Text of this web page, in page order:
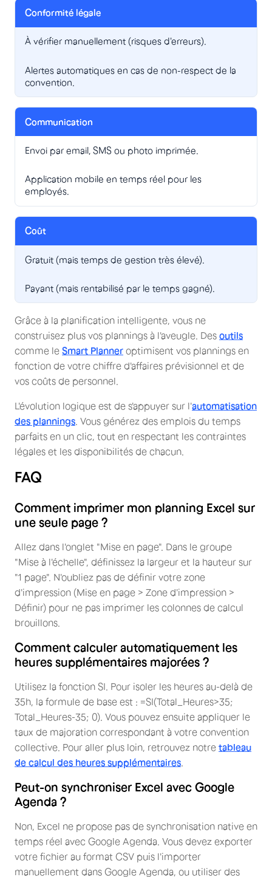
Conformité légale
À vérifier manuellement (risques d'erreurs).
Alertes automatiques en cas de non-respect de la
convention.
Communication
Envoi par email, SMS ou photo imprimée.
Application mobile en temps réel pour les
employés.
Coût
Gratuit (mais temps de gestion très élevé).
Payant (mais rentabilisé par le temps gagné).
Grâce à la planification intelligente, vous ne
construisez plus vos plannings à l'aveugle. Des outils
comme le Smart Planner optimisent vos plannings en
fonction de votre chiffre d'affaires prévisionnel et de
vos coûts de personnel.
L'évolution logique est de s'appuyer sur l'automatisation
des plannings . Vous générez des emplois du temps
parfaits en un clic, tout en respectant les contraintes
légales et les disponibilités de chacun.
FAQ
Comment imprimer mon planning Excel sur
une seule page ?
Allez dans l'onglet "Mise en page". Dans le groupe
"Mise à l'échelle", définissez la largeur et la hauteur sur
"1 page". N'oubliez pas de définir votre zone
d'impression (Mise en page > Zone d'impression >
Définir) pour ne pas imprimer les colonnes de calcul
brouillons.
Comment calculer automatiquement les
heures supplémentaires majorées ?
Utilisez la fonction SI. Pour isoler les heures au-delà de
35h, la formule de base est : =SI(Total_Heures>35;
Total_Heures-35; 0). Vous pouvez ensuite appliquer le
taux de majoration correspondant à votre convention
collective. Pour aller plus loin, retrouvez notre tableau
de calcul des heures supplémentaires
Peut-on synchroniser Excel avec Google
Agenda ?
Non, Excel ne propose pas de synchronisation native en
temps réel avec Google Agenda. Vous devez exporter
votre fichier au format CSV puis l'importer
manuellement dans Google Agenda, ou utiliser des